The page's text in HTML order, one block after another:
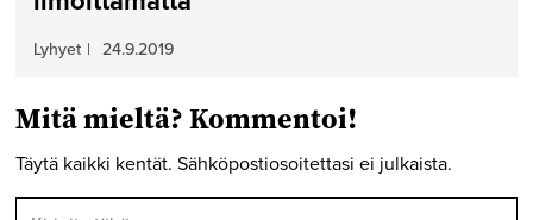
Lyhyet | 24.9.2019
Mitä mieltä? Kommentoi!
Täytä kaikki kentät. Sähköpostiosoitettasi ei julkaista.